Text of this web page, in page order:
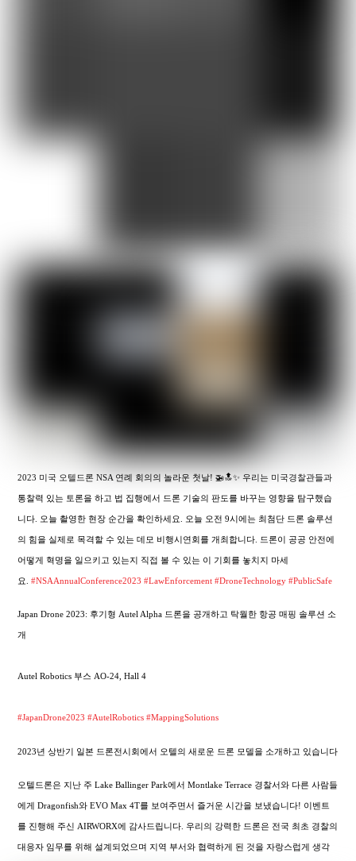
2023 미국 오텔드론 NSA 연례 회의의 놀라운 첫날! 🚁🔝✨ 우리는 미국경찰관들과
통찰력 있는 토론을 하고 법 집행에서 드론 기술의 판도를 바꾸는 영향을 탐구했습
니다. 오늘 촬영한 현장 순간을 확인하세요. 오늘 오전 9시에는 최첨단 드론 솔루션
의 힘을 실제로 목격할 수 있는 데모 비행시연회를 개최합니다. 드론이 공공 안전에
어떻게 혁명을 일으키고 있는지 직접 볼 수 있는 이 기회를 놓치지 마세
요.#NSAAnnualConference2023 #LawEnforcement #DroneTechnology #PublicSafe
Japan Drone 2023: 후기형 Autel Alpha 드론을 공개하고 탁월한 항공 매핑 솔루션 소
개
Autel Robotics 부스 AO-24, Hall 4
#JapanDrone2023#AutelRobotics#MappingSolutions
2023년 상반기 일본 드론전시회에서 오텔의 새로운 드론 모델을 소개하고 있습니다
오텔드론은 지난 주 Lake Ballinger Park에서 Montlake Terrace 경찰서와 다른 사람들
에게 Dragonfish와 EVO Max 4T를 보여주면서 즐거운 시간을 보냈습니다! 이벤트
를 진행해 주신 AIRWORX에 감사드립니다. 우리의 강력한 드론은 전국 최초 경찰의
대응자 임무를 위해 설계되었으며 지역 부서와 협력하게 된 것을 자랑스럽게 생각